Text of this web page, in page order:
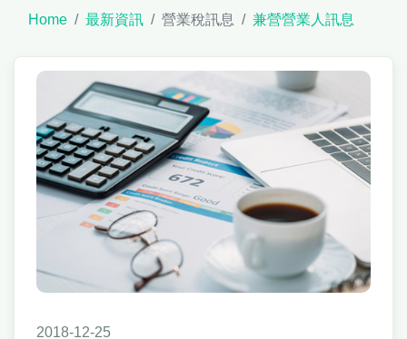
Home 最新資訊 營業稅訊息 兼營營業人訊息
2018-12-25